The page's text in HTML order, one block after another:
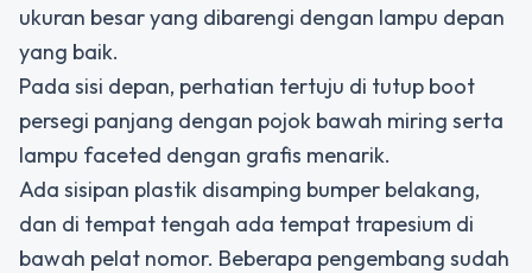
ukuran besar yang dibarengi dengan lampu depan
yang baik.
Pada sisi depan, perhatian tertuju di tutup boot
persegi panjang dengan pojok bawah miring serta
lampu faceted dengan grafis menarik.
Ada sisipan plastik disamping bumper belakang,
dan di tempat tengah ada tempat trapesium di
bawah pelat nomor. Beberapa pengembang sudah